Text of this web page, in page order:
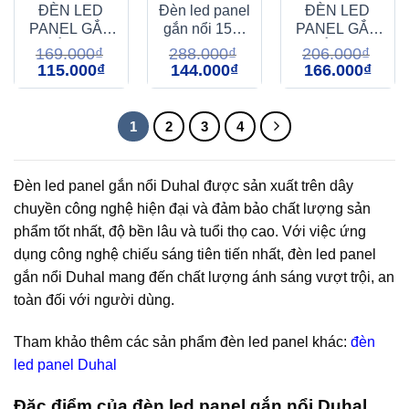
ĐÈN LED
PANEL GẮN
NỔI 15W
(KDGC515)
169.000₫
Giá
gốc
là:
115.000₫Giá
tại
115.000₫.
Đèn led panel
gắn nổi 15W
SDGB515
Duhal
288.000₫
Giá
gốc
là:
144.000₫Giá
tại
144.000₫.
ĐÈN LED
PANEL GẮN
NỔI 18W
(KDGC518)
206.000₫
Giá
gốc
là:
166.000₫Giá
tại
1 2 3 4
Đèn led panel gắn nổi Duhal được sản xuất trên dây
chuyền công nghệ hiện đại và đảm bảo chất lượng sản
phẩm tốt nhất, độ bền lâu và tuổi thọ cao. Với việc ứng
dụng công nghệ chiếu sáng tiên tiến nhất, đèn led panel
gắn nổi Duhal mang đến chất lượng ánh sáng vượt trội, an
toàn đối với người dùng.
Tham khảo thêm các sản phẩm đèn led panel khác: đèn
led panel Duhal